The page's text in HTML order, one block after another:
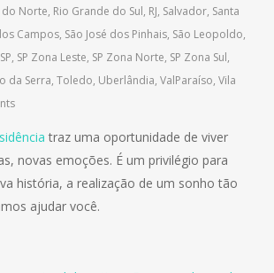
do Norte, Rio Grande do Sul, RJ, Salvador, Santa
Campos, São José dos Pinhais, São Leopoldo,
SP, SP Zona Leste, SP Zona Norte, SP Zona Sul,
da Serra, Toledo, Uberlândia, ValParaíso, Vila
traz uma oportunidade de viver
novas emoções. É um privilégio para
história, a realização de um sonho tão
ajudar você.